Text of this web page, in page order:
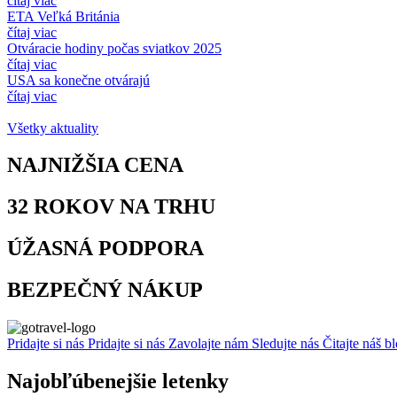
ETA Veľká Británia
čítaj viac
Otváracie hodiny počas sviatkov 2025
čítaj viac
USA sa konečne otvárajú
čítaj viac
Všetky aktuality
NAJNIŽŠIACENA
32 ROKOV NA TRHU
ÚŽASNÁPODPORA
BEZPEČNÝ NÁKUP
Pridajte si nás Pridajte si nás Zavolajte nám Sledujte nás Čitajte náš
Najobľúbenejšie letenky